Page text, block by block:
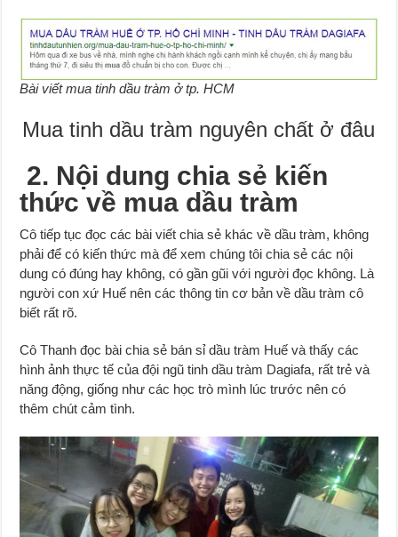
Bài viết mua tinh dầu tràm ở tp. HCM
Mua tinh dầu tràm nguyên chất ở đâu
2. Nội dung chia sẻ kiến
thức về mua dầu tràm
Cô tiếp tục đọc các bài viết chia sẻ khác về dầu tràm, không
phải để có kiến thức mà để xem chúng tôi chia sẻ các nội
dung có đúng hay không, có gần gũi với người đọc không. Là
người con xứ Huế nên các thông tin cơ bản về dầu tràm cô
biết rất rõ.
Cô Thanh đọc bài chia sẻ bán sỉ dầu tràm Huế và thấy các
hình ảnh thực tế của đội ngũ tinh dầu tràm Dagiafa, rất trẻ và
năng động, giống như các học trò mình lúc trước nên có
thêm chút cảm tình.